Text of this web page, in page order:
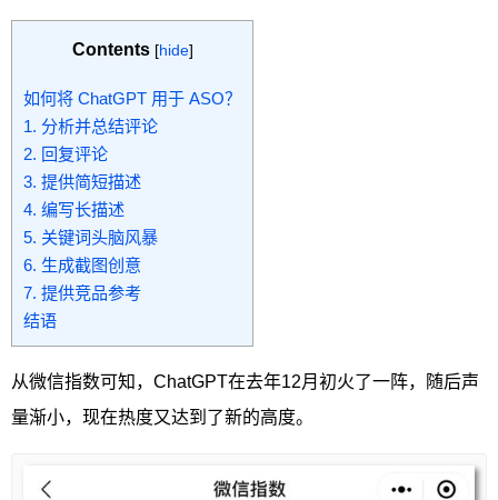
Contents [hide]
如何将 ChatGPT 用于 ASO？
1. 分析并总结评论
2. 回复评论
3. 提供简短描述
4. 编写长描述
5. 关键词头脑风暴
6. 生成截图创意
7. 提供竞品参考
结语
从微信指数可知，ChatGPT在去年12月初火了一阵，随后声
量渐小，现在热度又达到了新的高度。